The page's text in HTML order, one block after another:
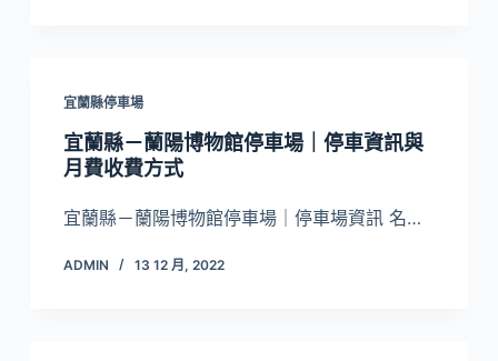
宜蘭縣停車場
宜蘭縣－蘭陽博物館停車場｜停車資訊與
月費收費方式
宜蘭縣－蘭陽博物館停車場｜停車場資訊 名…
ADMIN 13 12 月, 2022